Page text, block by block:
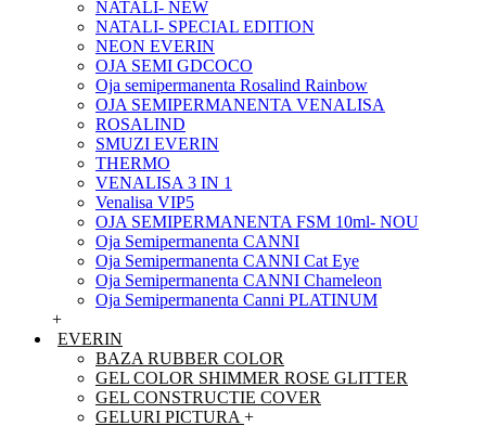
NATALI- NEW
NATALI- SPECIAL EDITION
NEON EVERIN
OJA SEMI GDCOCO
Oja semipermanenta Rosalind Rainbow
OJA SEMIPERMANENTA VENALISA
ROSALIND
SMUZI EVERIN
THERMO
VENALISA 3 IN 1
Venalisa VIP5
OJA SEMIPERMANENTA FSM 10ml- NOU
Oja Semipermanenta CANNI
Oja Semipermanenta CANNI Cat Eye
Oja Semipermanenta CANNI Chameleon
Oja Semipermanenta Canni PLATINUM
+
EVERIN
BAZA RUBBER COLOR
GEL COLOR SHIMMER ROSE GLITTER
GEL CONSTRUCTIE COVER
GELURI PICTURA +